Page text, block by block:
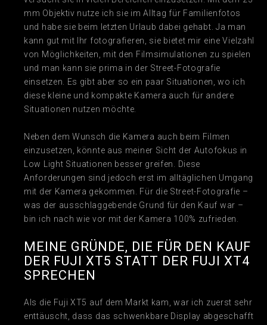
mm Objektiv nutze ich sie im Alltag für Familienfotos
und habe sie beim letzten Urlaub dabei gehabt. Ja man
kann gut mit Ihr fotografieren, sie bietet mir eine Vielzahl
von Möglichkeiten, mit den Filmsimulationen zu spielen
und man kann sie prima in der Street-Fotografie
einsetzen. Es gibt aber so ein paar Situationen, wo ich
diese kleine und kompakte Kamera auch für andere
Situationen nutzen möchte.
Neben dem Wunsch die Kamera auch beim Filmen
einzusetzen, könnte aus meiner Sicht der Autofokus in
Low Light Situationen besser greifen. Diese
Anforderungen sind jedoch erst im alltäglichen Umgang
mit der Kamera gekommen. Für die Street-Fotografie –
was der ausschlaggebende Grund für den Kauf war –
bin ich nach wie vor mit der Kamera 100% zufrieden.
MEINE GRÜNDE, DIE FÜR DEN KAUF
DER FUJI XT5 STATT DER FUJI XT4
SPRECHEN
Als die Fuji XT5 auf dem Markt kam, war ich zuerst sehr
enttäuscht, dass das schwenkbare Display abgeschafft